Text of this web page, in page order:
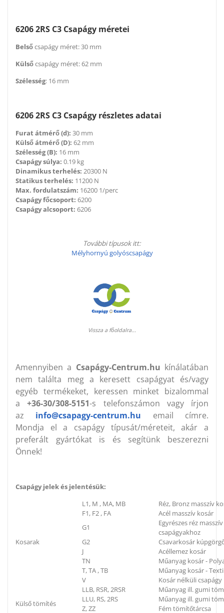
6206 2RS C3 Csapágy méretei
Belsőcsapágy méret: 30 mm
Külsőcsapágy méret: 62 mm
Szélesség: 16 mm
6206 2RS C3 Csapágy részletes adatai
Furat átmérő (d): 30 mm
Külső átmérő (D): 62 mm
Szélesség (B): 16 mm
Csapágy súlya: 0.19 kg
Dinamikus terhelés: 20300 N
Statikus terhelés: 11200 N
Max. fordulatszám: 16200 1/perc
Csapágy főcsoport: 6200
Csapágy alcsoport: 6206
További típusok itt:
Mélyhornyú golyóscsapágy
Vissza a főoldalra...
Amennyiben a Csapágy-Centrum.hu kínálatában
nem találta meg a keresett csapágyat és/vagy
egyéb termékeket, keressen minket bizalommal
a+36-30/308-5151-s telefonszámon vagy írjon
az info@csapagy-centrum.hu email címre.
Mondja el a csapágy típusát/méreteit, akár a
preferált gyártókat is és segítünk beszerezni
Önnek!
Csapágy jelek és jelentésük:
Kosarak
L1, M , MA, MB
Réz, Bronz masszív
F1, F2 , FA
Acél masszív kosár
G1
Egyrészes réz
csapágyakhoz
G2
Csavarkosár
J
Acéllemez kosár
TN
Műanyag kosár -
T, TA , TB
Műanyag kosár -
V
Kosár nélküli csapágy
Külső tömítés
LLB, RSR, 2RSR
Műanyag ill. gumi
LLU, RS, 2RS
Műanyag ill. gumi
Z, ZZ
Fém tömítőtárcsa